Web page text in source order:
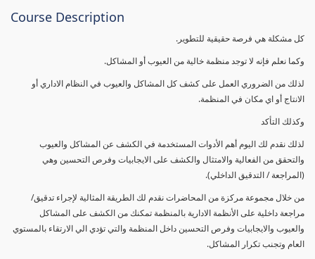
Course Description
كل مشكلة هي فرصة حقيقية للتطوير.
وكما نعلم فإنه لا توجد منظمة خالية من العيوب أو المشاكل.
لذلك من الضروري العمل على كشف كل المشاكل والعيوب في النظام الاداري أو
الانتاج أو اي مكان في المنظمة.
وكذلك التأكد
لذلك نقدم لك اليوم أهم الأدوات المستخدمة في الكشف عن المشاكل والعيوب
والتحقق من الفعالية والامتثال والكشف على الايجابيات وفرص التحسين وهي
(المراجعة / التدقيق الداخلي).
من خلال مجموعة مركزة من المحاضرات نقدم لك الطريقة المثالية لإجراء تدقيق/
مراجعة داخلية على الأنظمة الادارية بالمنظمة تمكنك من الكشف على المشاكل
والعيوب والايجابيات وفرص التحسين داخل المنظمة والتي تؤدي الي الارتقاء بالمستوي
العام وتجنب تكرار المشاكل.